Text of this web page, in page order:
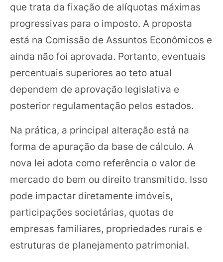
que trata da fixação de alíquotas máximas
progressivas para o imposto. A proposta
está na Comissão de Assuntos Econômicos e
ainda não foi aprovada. Portanto, eventuais
percentuais superiores ao teto atual
dependem de aprovação legislativa e
posterior regulamentação pelos estados.
Na prática, a principal alteração está na
forma de apuração da base de cálculo. A
nova lei adota como referência o valor de
mercado do bem ou direito transmitido. Isso
pode impactar diretamente imóveis,
participações societárias, quotas de
empresas familiares, propriedades rurais e
estruturas de planejamento patrimonial.